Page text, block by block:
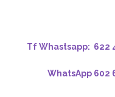
Telf. 91
Telf. 91
Tf Whastsapp: 622
WhatsApp 602